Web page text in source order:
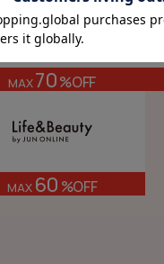
MAX70%OFF
MAX 60 %OFF